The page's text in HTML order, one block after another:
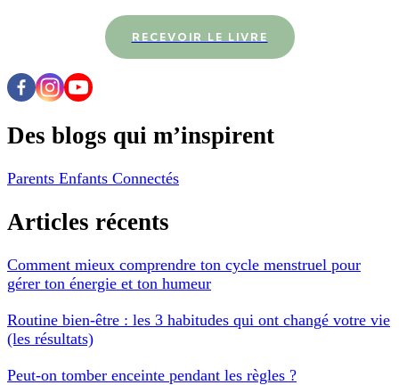
RECEVOIR LE LIVRE
Des blogs qui m’inspirent
Parents Enfants Connectés
Articles récents
Comment mieux comprendre ton cycle menstruel pour
gérer ton énergie et ton humeur
Routine bien-être : les 3 habitudes qui ont changé votre vie
(les résultats)
Peut-on tomber enceinte pendant les règles ?